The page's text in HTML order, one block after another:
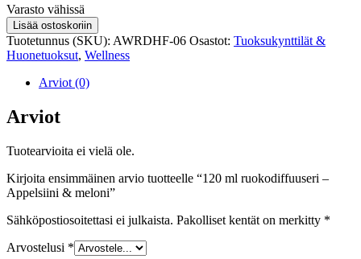
Varastosaldo
Varasto vähissä
120
ml
ruokodiffuuseri
Appelsiini
meloni
määrä
Lisää ostoskoriin
Tuotetunnus (SKU): AWRDHF-06 Osastot: Tuoksukynttilät &
Huonetuoksut, Wellness
Arviot (0)
Arviot
Tuotearvioita ei vielä ole.
Kirjoita ensimmäinen arvio tuotteelle “120 ml ruokodiffuuseri –
Appelsiini & meloni”
Sähköpostiosoitettasi ei julkaista. Pakolliset kentät on merkitty *
Arvostelusi *